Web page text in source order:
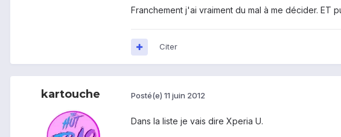
Franchement j'ai vraiment du mal à me décider.
Citer
kartouche Posté(e) 11 juin 2012
Dans la liste je vais dire Xperia U.